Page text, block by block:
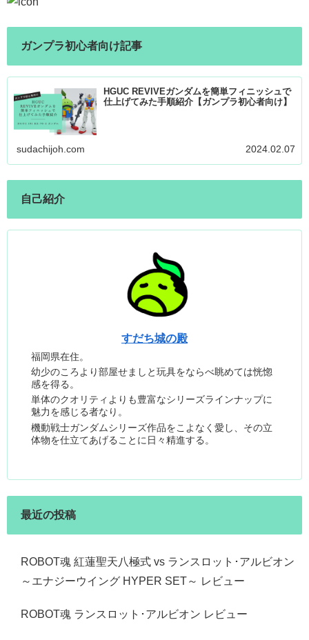
ガンプラ初心者向け記事
HGUC REVIVEガンダムを簡単フィニッシュで
仕上げてみた手順紹介【ガンプラ初心者向け】
sudachijoh.com 2024.02.07
自己紹介
すだち城の殿
福岡県在住。
幼少のころより部屋せましと玩具をならべ眺めては恍惚
感を得る。
単体のクオリティよりも豊富なシリーズラインナップに
魅力を感じる者なり。
機動戦士ガンダムシリーズ作品をこよなく愛し、その立
体物を仕立てあげることに日々精進する。
最近の投稿
ROBOT魂 紅蓮聖天八極式 vs ランスロット･アルビオン
～エナジーウイング HYPER SET～ レビュー
ROBOT魂 ランスロット･アルビオン レビュー